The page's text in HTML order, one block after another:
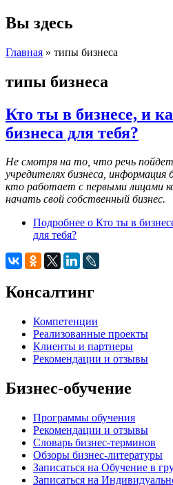
Вы здесь
Главная » типы бизнеса
типы бизнеса
Кто ты в бизнесе, и
бизнеса для тебя?
Не смотря на то, что речь пойдет
учредителях бизнеса,
кто работает с первыми лицами
начать свой собственный бизнес.
Подробнее о Кто ты в
для тебя?
Консалтинг
Компетенции
Реализованные проекты
Клиенты и партнеры
Рекомендации и отзывы
Бизнес-обучение
Программы обучения
Рекомендации и отзывы
Словарь бизнес-терминов
Обзоры бизнес-литературы
Записаться на Обучение в
Записаться на